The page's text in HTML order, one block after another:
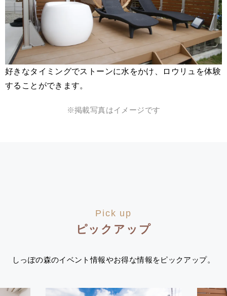
好きなタイミングでストーンに水をかけ、ロウリュを体験
することができます。
※掲載写真はイメージです
Pick up
ピックアップ
しっぽの森のイベント情報やお得な情報をピックアップ。